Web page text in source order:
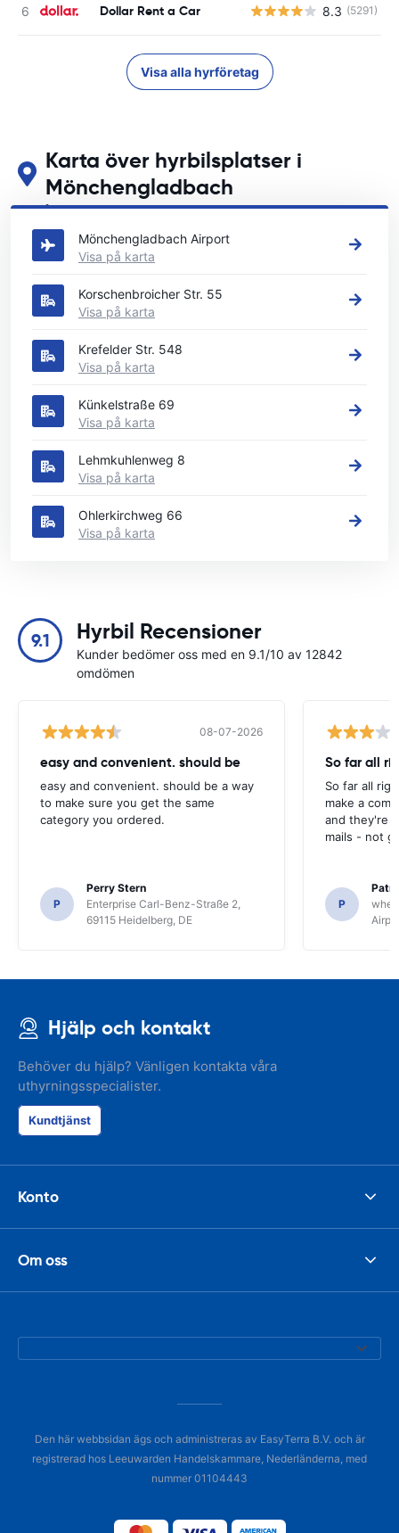
Dollar Rent a Car 8.3 (5291)
Visa alla hyrföretag
Karta över hyrbilsplatser i
Mönchengladbach
Se våra huvudsakliga biluthyrningsplatser i Mönchengladbach
Mönchengladbach Airport
Visa på karta
Korschenbroicher Str. 55
Visa på karta
Krefelder Str. 548
Visa på karta
Künkelstraße 69
Visa på karta
Lehmkuhlenweg 8
Visa på karta
Ohlerkirchweg 66
Visa på karta
9.1 Hyrbil Recensioner
Kunder bedömer oss med en 9.1/10 av 12842
omdömen
08-07-2026
easy and convenient. should be
easy and convenient. should be a way
to make sure you get the same
category you ordered.
P
Perry Stern
Enterprise Carl-Benz-Straße 2,
69115 Heidelberg, DE
So far all
So far all
make a
and they're
mails - not
P
Hjälp och kontakt
Behöver du hjälp? Vänligen kontakta våra
uthyrningsspecialister.
Kundtjänst
Konto
Om oss
Den här webbsidan ägs och administreras av EasyTerra B.V. och är
registrerad hos Leeuwarden Handelskammare, Nederländerna, med
nummer 01104443